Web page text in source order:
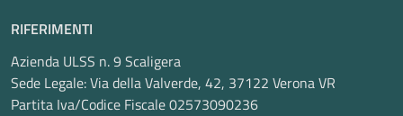
RIFERIMENTI
Azienda ULSS n. 9 Scaligera
Sede Legale: Via della Valverde, 42, 37122 Verona VR
Partita Iva/Codice Fiscale 02573090236